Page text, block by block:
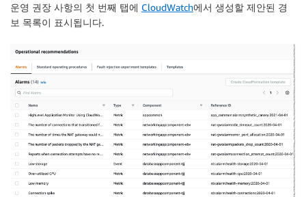
운영 권장 사항의 첫 번째 탭에 CloudWatch에서 생성할 제안된 경
보 목록이 표시됩니다.